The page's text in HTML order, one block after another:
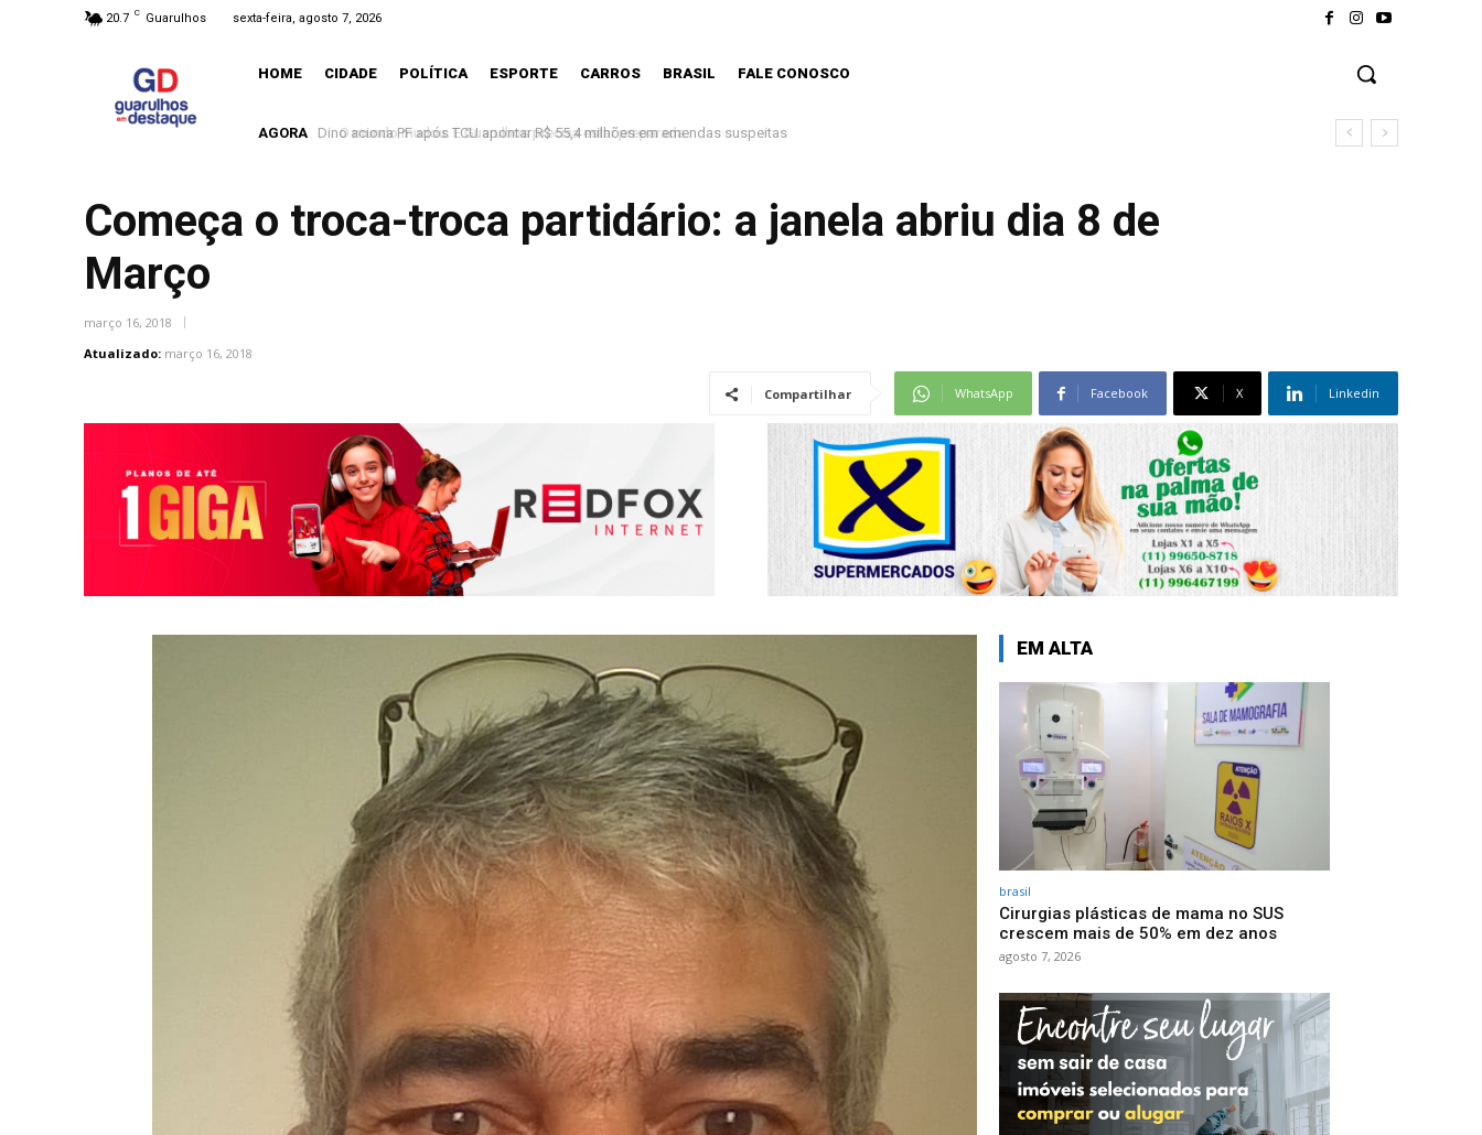
20.7 C Guarulhos sexta-feira, agosto 7, 2026
HOME CIDADE POLÍTICA ESPORTE CARROS BRASIL FALE CONOSCO
AGORA O mundo mudou. E Guarulhos precisa estar preparada.
Começa o troca-troca partidário: a janela abriu dia 8 de
Março
março 16, 2018
Atualizado: março 16, 2018
Compartilhar WhatsApp Facebook X Linkedin
EM ALTA
brasil
Cirurgias plásticas de mama no SUS
crescem mais de 50% em dez anos
agosto 7, 2026